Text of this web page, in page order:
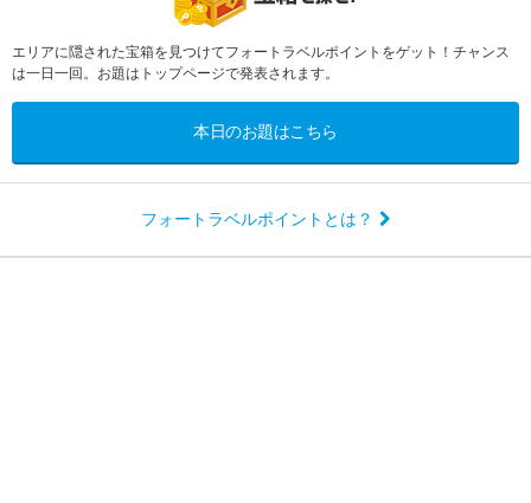
エリアに隠された宝箱を見つけてフォートラベルポイントをゲット！チャンス
は一日一回。お題はトップページで発表されます。
本日のお題はこちら
フォートラベルポイントとは？